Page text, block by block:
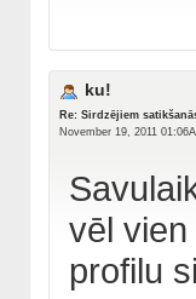
ku!
Re: Sirdzējiem
November 19, 2011
vēl
profilu